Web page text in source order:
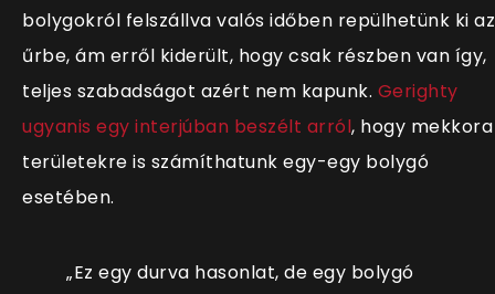
bolygokról felszállva valós időben repülhetünk ki az
űrbe, ám erről kiderült, hogy csak részben van így,
teljes szabadságot azért nem kapunk. Gerighty
ugyanis egy interjúban beszélt arról, hogy mekkora
területekre is számíthatunk egy-egy bolygó
esetében.
„Ez egy durva hasonlat, de egy bolygó